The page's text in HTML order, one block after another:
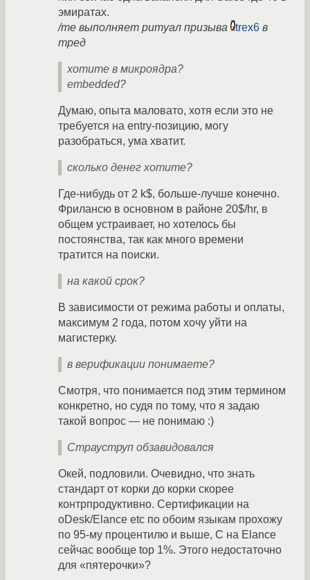
эмиратах.
/me выполняет ритуал призыва
trex6 в
тред
хотите в микроядра?
embedded?
Думаю, опыта маловато, хотя если это не
требуется на entry-позицию, могу
разобраться, ума хватит.
сколько денег хотите?
Где-нибудь от 2 k$, больше-лучше конечно.
Фрилансю в основном в районе 20$/hr, в
общем устраивает, но хотелось бы
постоянства, так как много времени
тратится на поиски.
на какой срок?
В зависимости от режима работы и оплаты,
максимум 2 года, потом хочу уйти на
магистерку.
в верификации понимаете?
Смотря, что понимается под этим термином
конкретно, но судя по тому, что я задаю
такой вопрос — не понимаю :)
Страуструп обзавидовался
Окей, подловили. Очевидно, что знать
стандарт от корки до корки скорее
контрпродуктивно. Сертификации на
oDesk/Elance etc по обоим языкам прохожу
по 95-му процентилю и выше, C на Elance
сейчас вообще top 1%. Этого недостаточно
для «пятерочки»?